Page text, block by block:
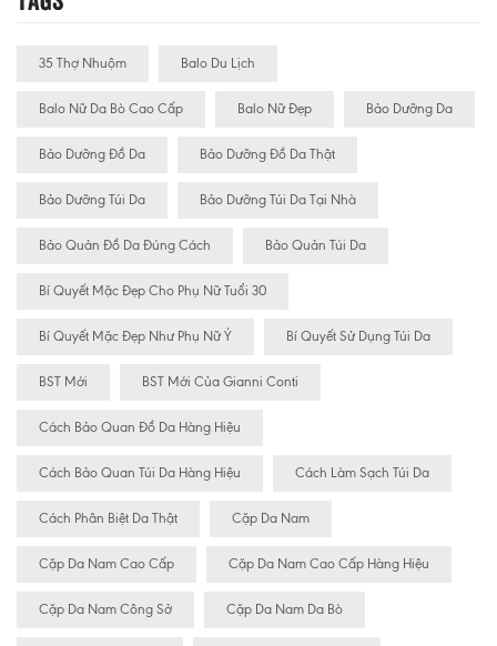
35 Thợ Nhuộm Balo Du Lịch
Balo Nữ Da Bò Cao Cấp Balo Nữ Đẹp Bảo Dưỡng Da
Bảo Dưỡng Đồ Da Bảo Dưỡng Đồ Da Thật
Bảo Dưỡng Túi Da Bảo Dưỡng Túi Da Tại Nhà
Bảo Quản Đồ Da Đúng Cách Bảo Quản Túi Da
Bí Quyết Mặc Đẹp Cho Phụ Nữ Tuổi 30
Bí Quyết Mặc Đẹp Như Phụ Nữ Ý Bí Quyết Sử Dụng Túi Da
BST Mới BST Mới Của Gianni Conti
Cách Bảo Quan Đồ Da Hàng Hiệu
Cách Bảo Quan Túi Da Hàng Hiệu Cách Làm Sạch Túi Da
Cách Phân Biệt Da Thật Cặp Da Nam
Cặp Da Nam Cao Cấp Cặp Da Nam Cao Cấp Hàng Hiệu
Cặp Da Nam Công Sở Cặp Da Nam Da Bò